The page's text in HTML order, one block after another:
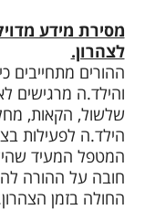
מסירת מידע
לצהרון.
ההורים מתחייבים
והילד.ה מרגישים
שלשול, הקאות,
הילד.ה לפעילות
המטפל המעיד
חובה על ההורה
החולה בזמן